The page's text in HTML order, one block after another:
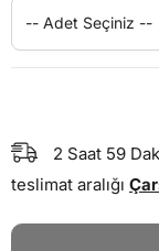
-- Adet Seçiniz --
2 Saat 59
teslimat aralığı